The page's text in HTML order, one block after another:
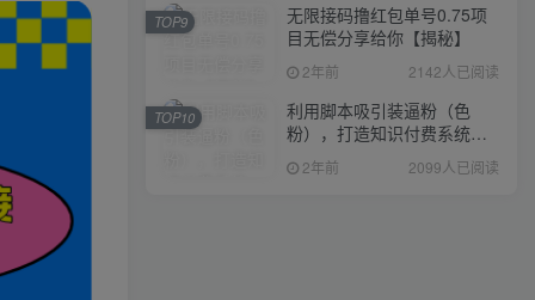
无限接码撸红包单号0.75项
目无偿分享给你【揭秘】
2年前 2142人已阅读
TOP9
利用脚本吸引装逼粉（色
粉），打造知识付费系统，
附388元美女写真项目
2年前 2099人已阅读
TOP10